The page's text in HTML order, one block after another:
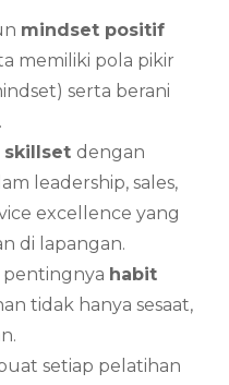
mindset positif
memiliki pola pikir
serta berani
skillset dengan
leadership, sales,
excellence yang
di lapangan.
pentingnya habit
tidak hanya sesaat,
setiap pelatihan